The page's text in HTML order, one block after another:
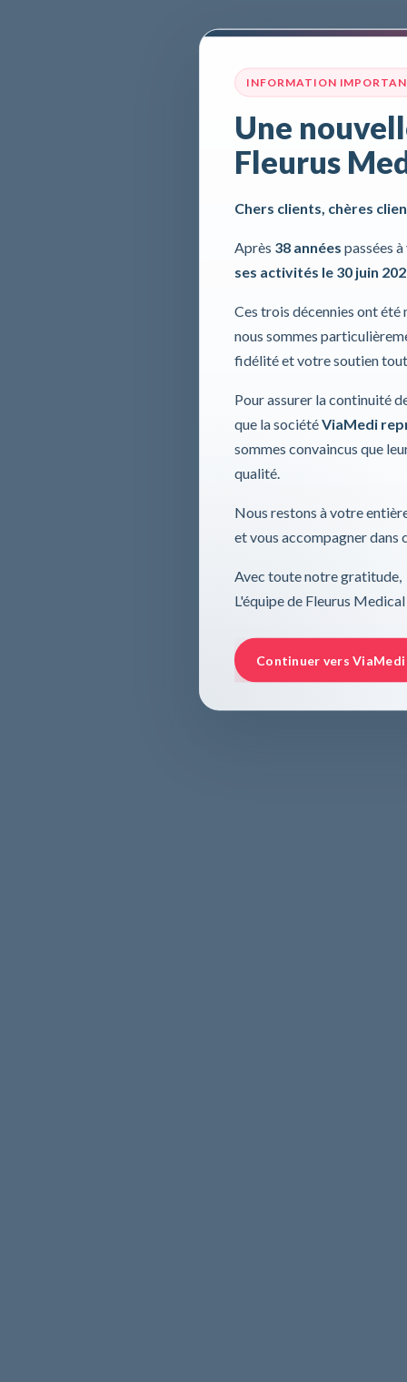
INFORMATION
Une
Fleurus
Chers clients, chères
Après 38 années passées
ses activités le 30 juin
Ces trois décennies ont
nous sommes
fidélité et votre soutien
Pour assurer la continuité
que la sociétéViaMedi
sommes convaincus que
qualité.
Nous restons à votre
et vous accompagner dans
Avec toute notre gratitude,
L'équipe de Fleurus Medical
Continuer vers ViaMedi